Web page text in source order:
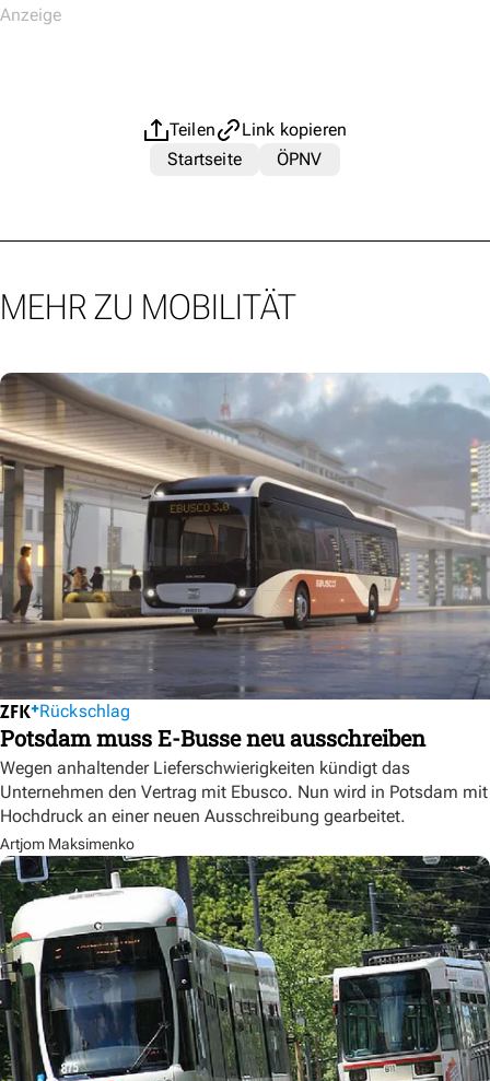
Teilen
Link kopieren
Startseite
ÖPNV
MEHR ZU MOBILITÄT
Rückschlag
Potsdam muss E-Busse neu ausschreiben
Wegen anhaltender Lieferschwierigkeiten kündigt das
Unternehmen den Vertrag mit Ebusco. Nun wird in Potsdam mit
Hochdruck an einer neuen Ausschreibung gearbeitet.
Artjom Maksimenko